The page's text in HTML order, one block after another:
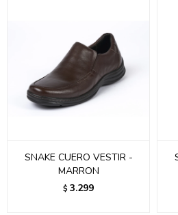
SNAKE CUERO VESTIR -
MARRON
$ 3.299